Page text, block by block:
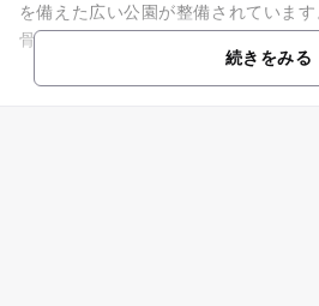
を備えた広い公園が整備されていま
骨格標本を展示している「忠類ナウ
も併設されています。遊ぶ...続きをみる